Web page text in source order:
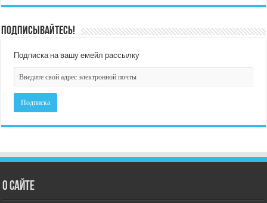
Подписывайтесь!
Подписка на вашу емейл рассылку
О сайте